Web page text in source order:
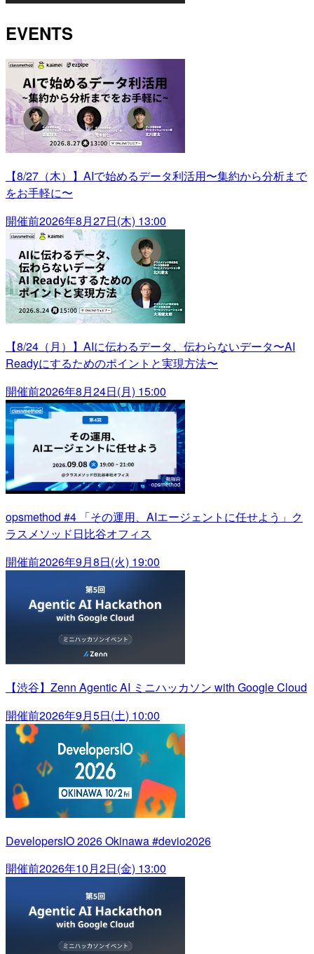
EVENTS
【8/27（木）】AIで始めるデータ利活用〜集約から分析まで
をお手軽に〜
開催前2026年8月27日(木) 13:00
【8/24（月）】AIに伝わるデータ、伝わらないデータ〜AI
Readyにするためのポイントと実現方法〜
開催前2026年8月24日(月) 15:00
opsmethod #4 「その運用、AIエージェントに任せよう」ク
ラスメソッド日比谷オフィス
開催前2026年9月8日(火) 19:00
【渋谷】Zenn Agentic AI ミニハッカソン with Google Cloud
開催前2026年9月5日(土) 10:00
DevelopersIO 2026 Okinawa #devio2026
開催前2026年10月2日(金) 13:00